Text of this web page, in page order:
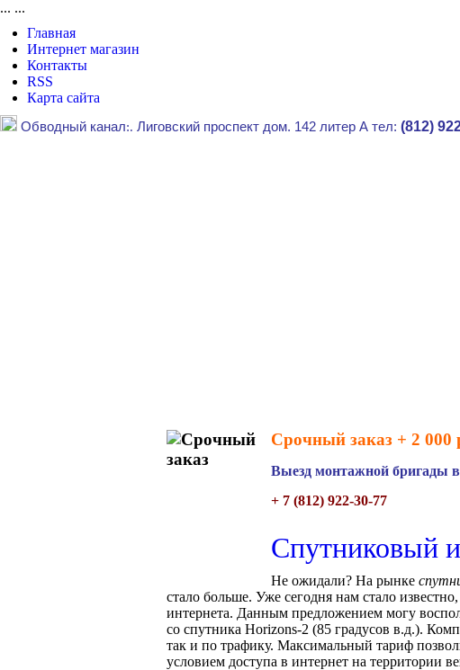
... ...
Главная
Интернет магазин
Контакты
RSS
Карта сайта
Обводный канал:. Лиговский проспект дом. 142 литер А тел: (812)
Срочный заказ + 2 000
Выезд монтажной бригады в
+ 7 (812) 922-30-77
Спутниковый
Не ожидали? На рынке
стало больше. Уже сегодня нам стало
интернета. Данным предложением могу
со спутника Horizons-2 (85 градусов в.д.).
так и по трафику. Максимальный тариф
условием доступа в интернет на территории